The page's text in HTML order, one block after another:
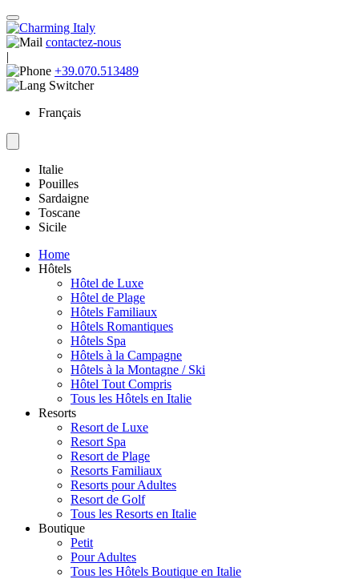
contactez-nous
|
+39.070.513489
Français
Italie
Pouilles
Sardaigne
Toscane
Sicile
Home
Hôtels
Hôtel de Luxe
Hôtel de Plage
Hôtels Familiaux
Hôtels Romantiques
Hôtels Spa
Hôtels à la Campagne
Hôtels à la Montagne / Ski
Hôtel Tout Compris
Tous les Hôtels en Italie
Resorts
Resort de Luxe
Resort Spa
Resort de Plage
Resorts Familiaux
Resorts pour Adultes
Resort de Golf
Tous les Resorts en Italie
Boutique
Petit
Pour Adultes
Tous les Hôtels Boutique en Italie